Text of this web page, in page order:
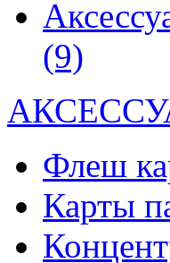
(9)
Флеш
Карты